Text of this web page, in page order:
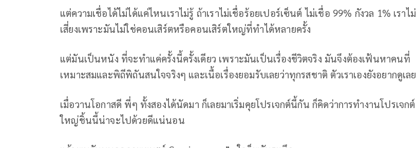
แต่ความเชื่อได้ไม่ได้แค่ไหนเราไม่รู้ ถ้าเราไม่เชื่อร้อยเปอร์เซ็นต์ ไม่เชื่อ 99% กังวล 1% เราไม่
เสี่ยงเพราะมันไม่ใช่คอนเสิร์ตหรือคอนเสิร์ตใหญ่ที่ทำได้หลายครั้ง
แต่มันเป็นหนัง ที่จะทำแค่ครั้งนี้ครั้งเดียว เพราะมันเป็นเรื่องชีวิตจริง มันจึงต้องเฟ้นหาคนที่
เหมาะสมและพิถีพิถันสนใจจริงๆ และเนื้อเรื่องยอมรับเลยว่าทุกรสชาติ ตัวเราเองยังอยากดูเลย
เมื่อวานโอกาสดี พี่ๆ ทั้งสองได้นัดมา ก็เลยมาเริ่มคุยโปรเจกต์นี้กัน ก็คิดว่าการทำงานโปรเจกต์
ใหญ่ชิ้นนี้น่าจะไปด้วยดีแน่นอน